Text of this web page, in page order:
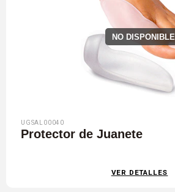
NO DISPONIBLE
UGSAL00040
Protector de Juanete
VER DETALLES